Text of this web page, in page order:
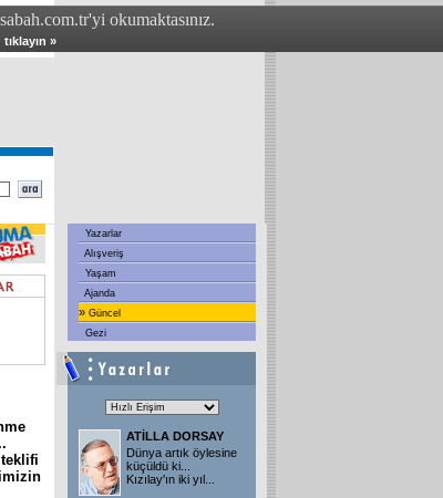
okumaktasınız.
tıklayın »
Yazarlar
Alışveriş
Yaşam
Ajanda
» Güncel
Gezi
ATİLLA DORSAY
Dünya artık öylesine
küçüldü ki...
Kızılay'ın iki yıl